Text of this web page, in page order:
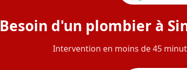
Besoin d'un plombier à
Intervention en moins de 45